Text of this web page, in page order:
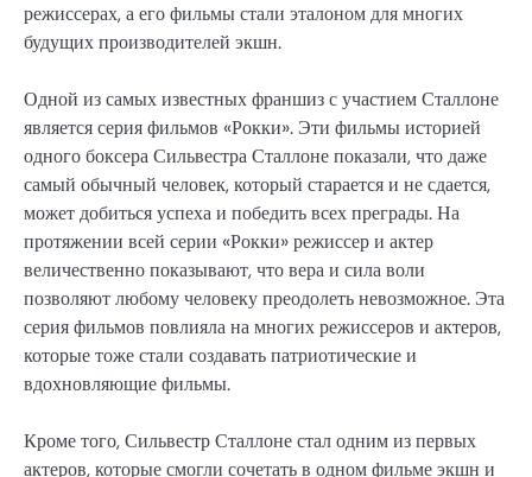
режиссерах, а его фильмы стали эталоном для многих
будущих производителей экшн.
Одной из самых известных франшиз с участием Сталлоне
является серия фильмов «Рокки». Эти фильмы историей
одного боксера Сильвестра Сталлоне показали, что даже
самый обычный человек, который старается и не сдается,
может добиться успеха и победить всех преграды. На
протяжении всей серии «Рокки» режиссер и актер
величественно показывают, что вера и сила воли
позволяют любому человеку преодолеть невозможное. Эта
серия фильмов повлияла на многих режиссеров и актеров,
которые тоже стали создавать патриотические и
вдохновляющие фильмы.
Кроме того, Сильвестр Сталлоне стал одним из первых
актеров, которые смогли сочетать в одном фильме экшн и